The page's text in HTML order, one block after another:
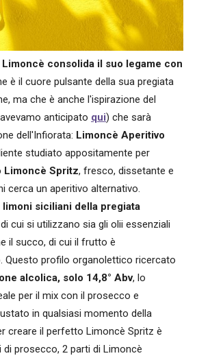
Limoncè consolida il suo legame con
è il cuore pulsante della sua pregiata
ma che è anche l'ispirazione del
anticipato qui) che sarà
dell'Infiorata: Limoncè Aperitivo
studiato appositamente per
Limoncè Spritz, fresco, dissetante e
cerca un aperitivo alternativo.
limoni siciliani della pregiata
cui si utilizzano sia gli olii essenziali
il succo, di cui il frutto è
Questo profilo organolettico ricercato
alcolica, solo 14,8° Abv, lo
per il mix con il prosecco e
in qualsiasi momento della
creare il perfetto Limoncè Spritz è
prosecco, 2 parti di Limoncè